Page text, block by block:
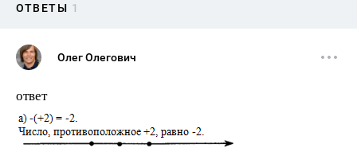
ОТВЕТЫ 1
Олег Олегович
ответ